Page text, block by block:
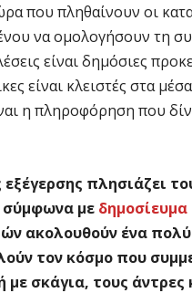
που πληθαίνουν οι
να ομολογήσουν τη
είναι δημόσιες
είναι κλειστές στα
η πληροφόρηση που
πλησιάζει
σύμφωνα με
ακολουθούν ένα
τον κόσμο που
σκάγια, τους άντρες